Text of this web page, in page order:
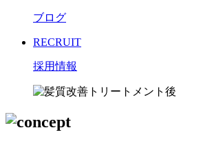
ブログ
RECRUIT
採用情報